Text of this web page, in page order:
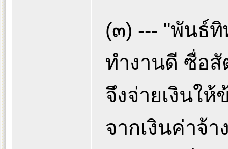
(๓) --- "พันธ์
ทำงานดี ซื่อ
จึงจ่ายเงินใ
จากเงินค่าจ้